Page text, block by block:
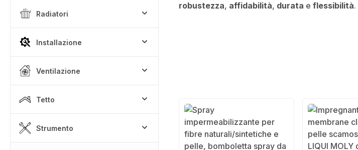
Radiatori
Installazione
Ventilazione
Tetto
Strumento
robustezza, affidabilità, durata e flessibilità.